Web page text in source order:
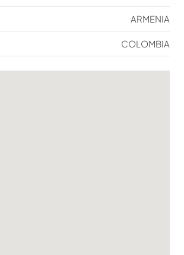
ARMENIA
COLOMBIA